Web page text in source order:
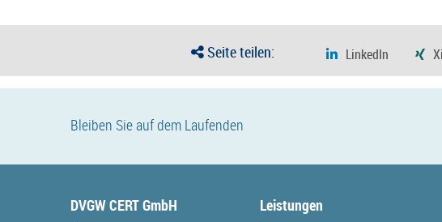
Seite teilen:
Bleiben Sie auf dem Laufenden
DVGW CERT GmbH Leistungen